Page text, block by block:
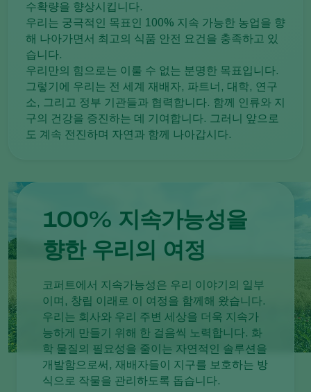
수확량을 향상시킵니다.
우리는 궁극적인 목표인 100% 지속 가능한 농업을 향
해 나아가면서 최고의 식품 안전 요건을 충족하고 있
습니다.
우리만의 힘으로는 이룰 수 없는 분명한 목표입니다.
그렇기에 우리는 전 세계 재배자, 파트너, 대학, 연구
소, 그리고 정부 기관들과 협력합니다. 함께 인류와 지
구의 건강을 증진하는 데 기여합니다. 그러니 앞으로
도 계속 전진하며 자연과 함께 나아갑시다.
100% 지속가능성을
향한 우리의 여정
코퍼트에서 지속가능성은 우리 이야기의 일부
이며, 창립 이래로 이 여정을 함께해 왔습니다.
우리는 회사와 우리 주변 세상을 더욱 지속가
능하게 만들기 위해 한 걸음씩 노력합니다. 화
학 물질의 필요성을 줄이는 자연적인 솔루션을
개발함으로써, 재배자들이 지구를 보호하는 방
식으로 작물을 관리하도록 돕습니다.